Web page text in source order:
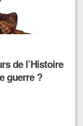
de l’Histoire
guerre ?